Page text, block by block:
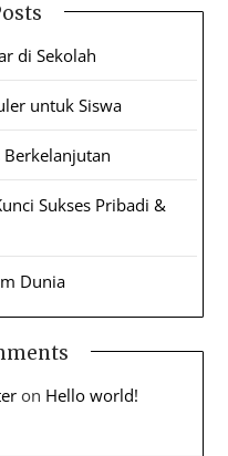
di Sekolah
untuk Siswa
Sukses Pribadi &
Dunia
on Hello world!